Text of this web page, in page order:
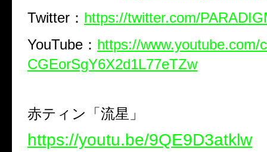
Twitter： https://twitter.com/
YouTube： https://www.youtube.com/
CGEorSgY6X2d1L77eTZw
赤ティン「流星」
https://youtu.be/9QE9D3atklw